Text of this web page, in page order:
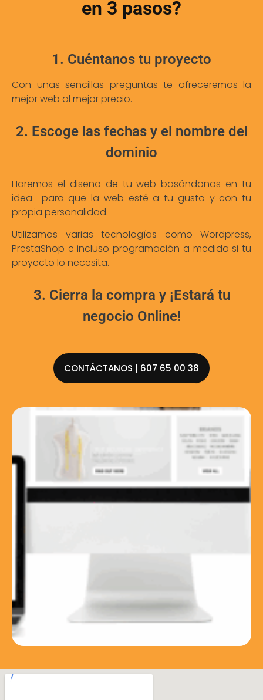
en 3 pasos?
1. Cuéntanos tu proyecto
Con unas sencillas preguntas te ofreceremos la
mejor web al mejor precio.
2. Escoge las fechas y el nombre del
dominio
Haremos el diseño de tu web basándonos en tu
idea para que la web esté a tu gusto y con tu
propia personalidad.
Utilizamos varias tecnologías como Wordpress,
PrestaShop e incluso programación a medida si tu
proyecto lo necesita.
3. Cierra la compra y ¡Estará tu
negocio Online!
CONTÁCTANOS | 607 65 00 38